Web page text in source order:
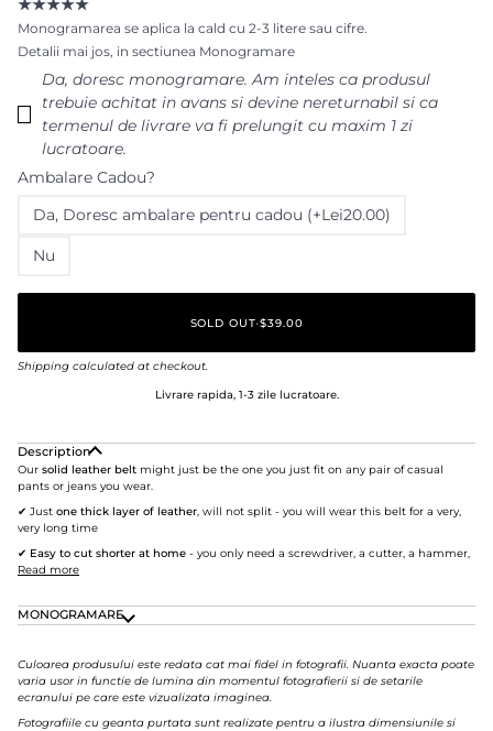
★★★★★
Monogramarea se aplica la cald cu 2-3 litere sau cifre.
Detalii mai jos, in sectiunea Monogramare
Da‚ doresc monogramare. Am inteles ca produsul
trebuie achitat in avans si devine nereturnabil si ca
termenul de livrare va fi prelungit cu maxim 1 zi
lucratoare.
Ambalare Cadou?
Da‚ Doresc ambalare pentru cadou (+Lei20.00)
Nu
SOLD OUT•$39.00
Shipping calculated at checkout.
Livrare rapida, 1-3 zile lucratoare.
Description
Our solid leather belt might just be the one you just fit on any pair of casual
pants or jeans you wear.
✔ Just one thick layer of leather, will not split - you will wear this belt for a very,
very long time
✔ Easy to cut shorter at home - you only need a screwdriver, a cutter, a hammer,
Read more
MONOGRAMARE
Culoarea produsului este redata cat mai fidel in fotografii. Nuanta exacta poate
varia usor in functie de lumina din momentul fotografierii si de setarile
ecranului pe care este vizualizata imaginea.
Fotografiile cu geanta purtata sunt realizate pentru a ilustra dimensiunile si